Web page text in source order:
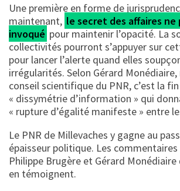
Une première en forme de
maintenant, le secret des affaires ne
invoqué pour maintenir l’opacité. La
collectivités pourront s’appuyer sur
pour lancer l’alerte quand elles
irrégularités. Selon Gérard
conseil scientifique du PNR, c’est la fin
« dissymétrie d’information » qui
« rupture d’égalité manifeste » entre
Le PNR de Millevaches y gagne au
épaisseur politique. Les
Philippe Brugère et Gérard
en témoignent.